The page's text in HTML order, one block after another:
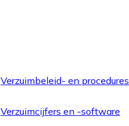
Verzuimbeleid- en procedures
Verzuimcijfers en -software